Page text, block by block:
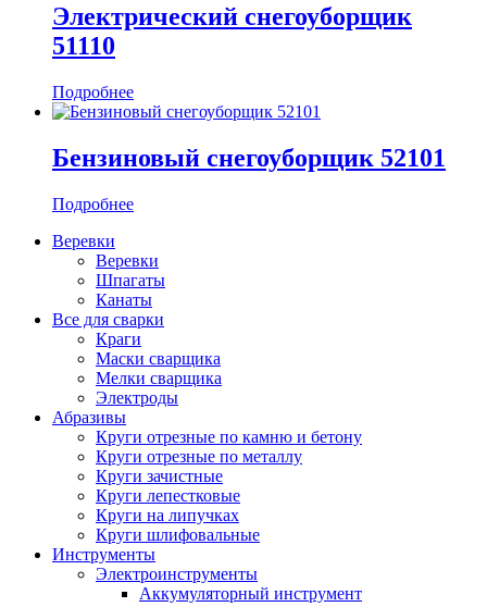
Электрический снегоуборщик
51110
Подробнее
Бензиновый снегоуборщик 52101
Подробнее
Веревки
Веревки
Шпагаты
Канаты
Все для сварки
Краги
Маски сварщика
Мелки сварщика
Электроды
Абразивы
Круги отрезные по камню и бетону
Круги отрезные по металлу
Круги зачистные
Круги лепестковые
Круги на липучках
Круги шлифовальные
Инструменты
Электроинструменты
Аккумуляторный инструмент